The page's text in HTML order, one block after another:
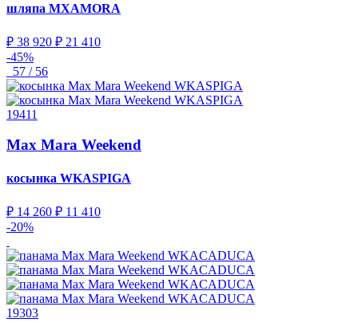
шляпа MXAMORA
₽ 38 920 ₽ 21 410
-45%
57 / 56
19411
Max Mara Weekend
косынка WKASPIGA
₽ 14 260 ₽ 11 410
-20%
19303